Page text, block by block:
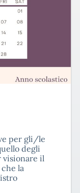
per gli/le
degli
visionare il
la